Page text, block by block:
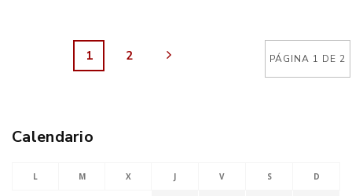
PÁGINA 1 DE 2
1 2
Calendario
L M X J V S D